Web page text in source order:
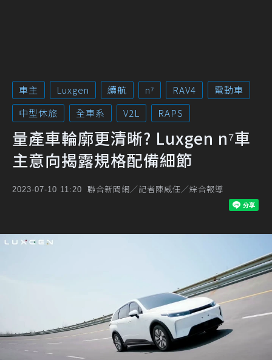
車主 Luxgen 續航 n⁷ RAV4
電動車
中型休旅
全車系 V2L RAPS
量產車輪廓更清晰? Luxgen n⁷車
主意向揭露規格配備細節
2023-07-10 11:20 聯合新聞網／記者陳威任／綜合報導